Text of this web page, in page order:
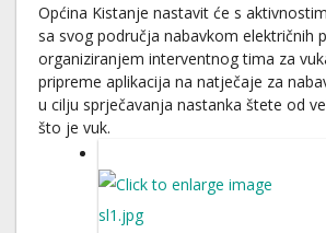
Općina Kistanje nastavit će s
sa svog područja nabavkom električnih
organiziranjem interventnog tima za
pripreme aplikacija na natječaje za
u cilju sprječavanja nastanka štete od
što je vuk.